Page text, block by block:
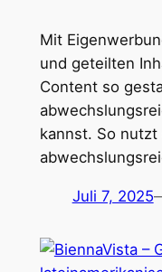
Mit
und geteilten
Content so
kannst. So
Juli 7, 2025